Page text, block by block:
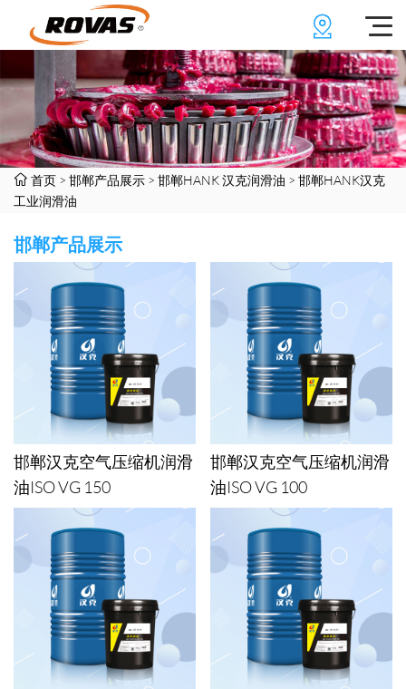
首页 > 邯郸产品展示 > 邯郸HANK 汉克润滑油 > 邯郸HANK汉克
工业润滑油
邯郸产品展示
邯郸汉克空气压缩机润滑
油ISO VG 150
邯郸汉克空气压缩机润滑
油ISO VG 100